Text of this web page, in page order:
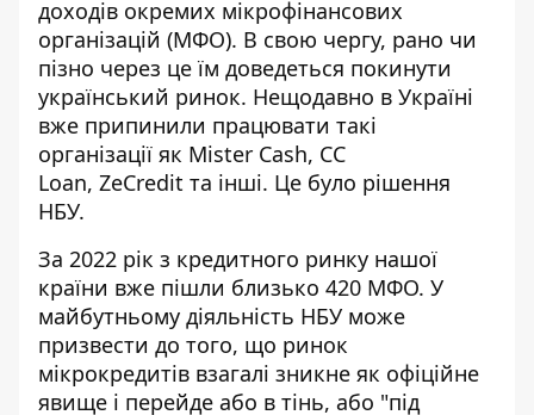
доходів окремих мікрофінансових
організацій (МФО). В свою чергу, рано чи
пізно через це їм доведеться покинути
український ринок. Нещодавно в Україні
вже припинили працювати такі
організації як Mister Cash, CC
Loan, ZeCredit та інші. Це було рішення
НБУ.
За 2022 рік з кредитного ринку нашої
країни вже пішли близько 420 МФО. У
майбутньому діяльність НБУ може
призвести до того, що ринок
мікрокредитів взагалі зникне як офіційне
явище і перейде або в тінь, або "під